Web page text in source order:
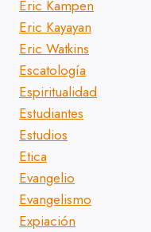
Eric Kampen
Eric Kayayan
Eric Watkins
Escatología
Espiritualidad
Estudiantes
Estudios
Etica
Evangelio
Evangelismo
Expiación